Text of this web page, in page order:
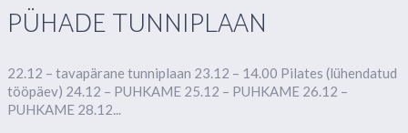
PÜHADE TUNNIPLAAN
22.12 – tavapärane tunniplaan 23.12 – 14.00 Pilates (lühendatud
tööpäev) 24.12 – PUHKAME 25.12 – PUHKAME 26.12 –
PUHKAME 28.12...